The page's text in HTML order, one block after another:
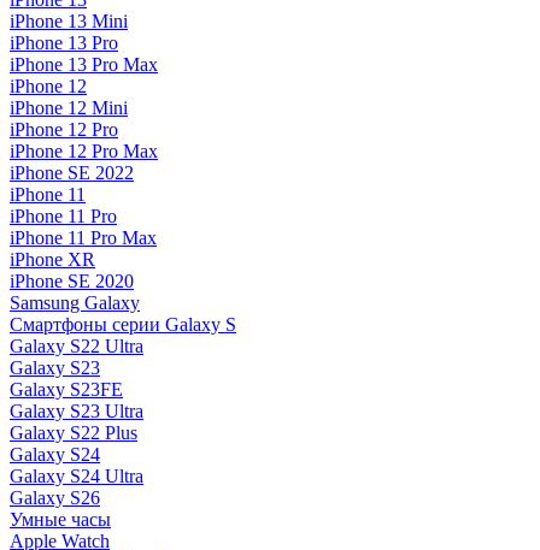
iPhone 13 Mini
iPhone 13 Pro
iPhone 13 Pro Max
iPhone 12
iPhone 12 Mini
iPhone 12 Pro
iPhone 12 Pro Max
iPhone SE 2022
iPhone 11
iPhone 11 Pro
iPhone 11 Pro Max
iPhone XR
iPhone SE 2020
Samsung Galaxy
Смартфоны серии Galaxy S
Galaxy S22 Ultra
Galaxy S23
Galaxy S23FE
Galaxy S23 Ultra
Galaxy S22 Plus
Galaxy S24
Galaxy S24 Ultra
Galaxy S26
Умные часы
Apple Watch